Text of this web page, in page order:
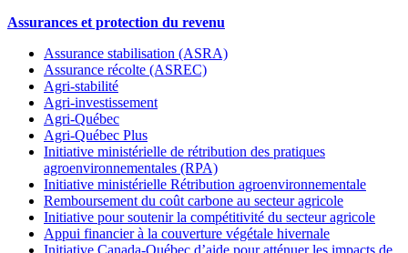
Assurances et protection du revenu
Assurance stabilisation (ASRA)
Assurance récolte (ASREC)
Agri-stabilité
Agri-investissement
Agri-Québec
Agri-Québec Plus
Initiative ministérielle de rétribution des pratiques
agroenvironnementales (RPA)
Initiative ministérielle Rétribution agroenvironnementale
Remboursement du coût carbone au secteur agricole
Initiative pour soutenir la compétitivité du secteur agricole
Appui financier à la couverture végétale hivernale
Initiative Canada-Québec d’aide pour atténuer les impacts de